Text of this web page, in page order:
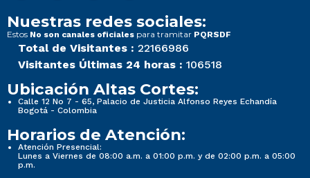
Nuestras redes sociales:
Estos No son canales oficiales para tramitar PQRSDF
Total de Visitantes : 22166986
Visitantes Últimas 24 horas : 106518
Ubicación Altas Cortes:
Calle 12 No 7 - 65, Palacio de Justicia Alfonso Reyes Echandía
Bogotá - Colombia
Horarios de Atención:
Atención Presencial:
Lunes a Viernes de 08:00 a.m. a 01:00 p.m. y de 02:00 p.m. a 05:00
p.m.